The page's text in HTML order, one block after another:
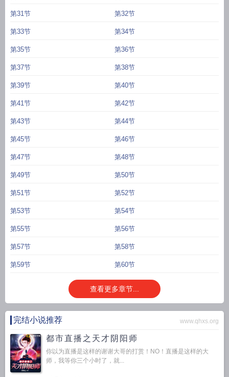
第31节 第32节
第33节 第34节
第35节 第36节
第37节 第38节
第39节 第40节
第41节 第42节
第43节 第44节
第45节 第46节
第47节 第48节
第49节 第50节
第51节 第52节
第53节 第54节
第55节 第56节
第57节 第58节
第59节 第60节
查看更多章节...
完结小说推荐 www.qhxs.org
都市直播之天才阴阳师
你以为直播是这样的谢谢大哥的打赏！NO！直播是这样的大
师，我等你三个小时了，就...